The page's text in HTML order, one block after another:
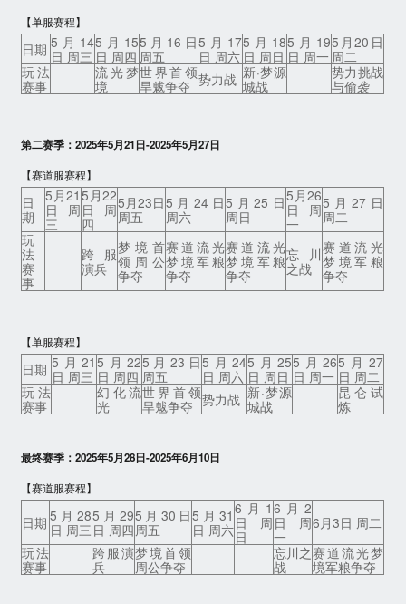
【单服赛程】
日期 5月14
日 周三
5月15
日 周四
5月16日
周五
5月17
日 周六
5月18
日 周日
5月19
日 周一
5月20日
周二
玩法
赛事
流光梦
境
世界首领
旱魃争夺 势力战 新·梦源
城战
势力挑战
与偷袭
第二赛季：2025年5月21日-2025年5月27日
【赛道服赛程】
日
期
5月21
日 周
三
5月22
日 周
四
5月23日
周五
5月24日
周六
5月25日
周日
5月26
日 周
一
5月27日
周二
玩
法
赛
事
跨服
演兵
梦境首
领周公
争夺
赛道流光
梦境军粮
争夺
赛道流光
梦境军粮
争夺
忘川
之战
赛道流光
梦境军粮
争夺
【单服赛程】
日期 5月21
日 周三
5月22
日 周四
5月23日
周五
5月24
日 周六
5月25
日 周日
5月26
日 周一
5月27
日 周二
玩法
赛事
幻化流
光
世界首领
旱魃争夺 势力战 新·梦源
城战
昆仑试
炼
最终赛季：2025年5月28日-2025年6月10日
【赛道服赛程】
日期 5月28
日 周三
5月29
日 周四
5月30日
周五
5月31
日 周六
6月1
日 周
日
6月2
日 周
一
6月3日 周二
玩法
赛事
跨服演
兵
梦境首领
周公争夺
忘川之
战
赛道流光梦
境军粮争夺